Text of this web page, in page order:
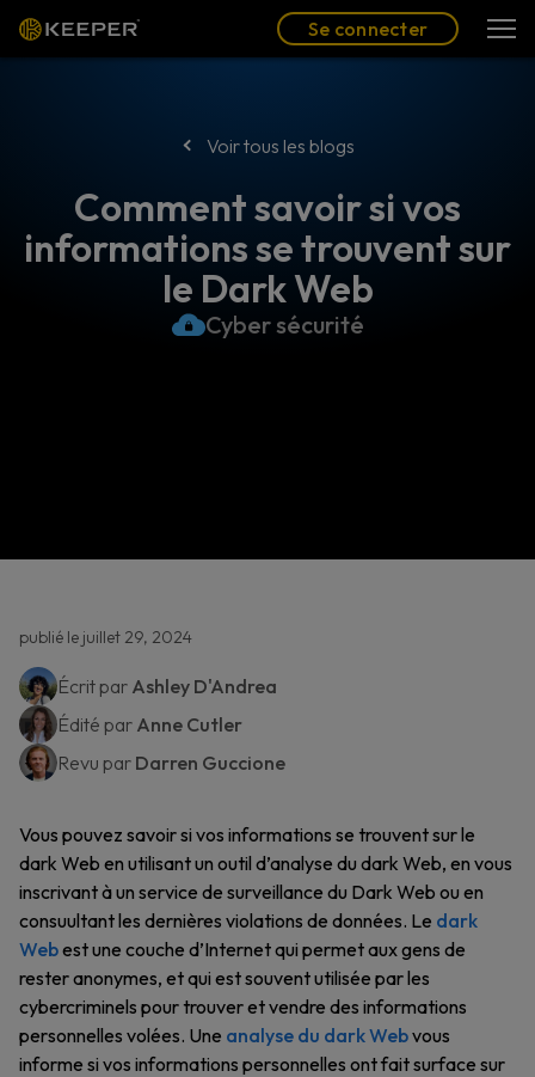
(FR)
Se connecter
Voir tous les blogs
Comment savoir si vos
informations se trouvent sur
le Dark Web
Cyber sécurité
publié le juillet 29, 2024
Écrit par Ashley D'Andrea
Édité par Anne Cutler
Revu par Darren Guccione
Vous pouvez savoir si vos informations se trouvent sur le
dark Web en utilisant un outil d’analyse du dark Web, en vous
inscrivant à un service de surveillance du Dark Web ou en
consuultant les dernières violations de données. Le dark
Webest une couche d’Internet qui permet aux gens de
rester anonymes, et qui est souvent utilisée par les
cybercriminels pour trouver et vendre des informations
personnelles volées. Une analyse du dark Webvous
informe si vos informations personnelles ont fait surface sur